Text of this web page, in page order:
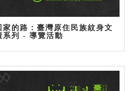
家的路：臺灣原住民族紋身文
系列 - 導覽活動